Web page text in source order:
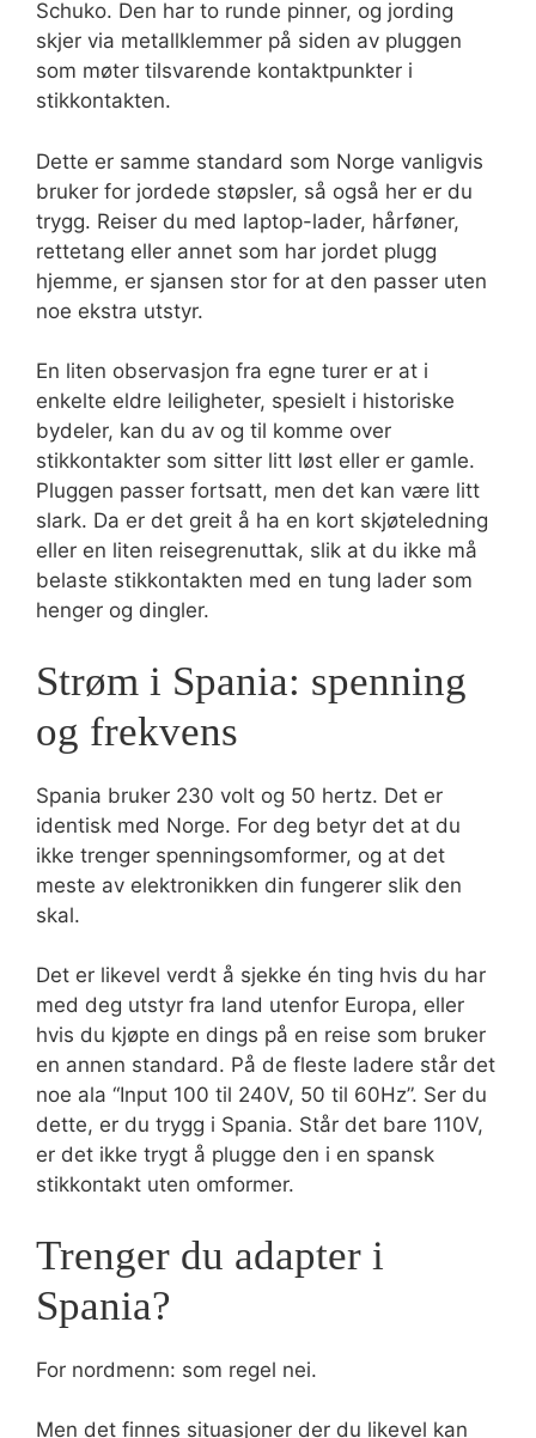
Schuko. Den har to runde pinner, og jording
skjer via metallklemmer på siden av pluggen
som møter tilsvarende kontaktpunkter i
stikkontakten.
Dette er samme standard som Norge vanligvis
bruker for jordede støpsler, så også her er du
trygg. Reiser du med laptop-lader, hårføner,
rettetang eller annet som har jordet plugg
hjemme, er sjansen stor for at den passer uten
noe ekstra utstyr.
En liten observasjon fra egne turer er at i
enkelte eldre leiligheter, spesielt i historiske
bydeler, kan du av og til komme over
stikkontakter som sitter litt løst eller er gamle.
Pluggen passer fortsatt, men det kan være litt
slark. Da er det greit å ha en kort skjøteledning
eller en liten reisegrenuttak, slik at du ikke må
belaste stikkontakten med en tung lader som
henger og dingler.
Strøm i Spania: spenning
og frekvens
Spania bruker 230 volt og 50 hertz. Det er
identisk med Norge. For deg betyr det at du
ikke trenger spenningsomformer, og at det
meste av elektronikken din fungerer slik den
skal.
Det er likevel verdt å sjekke én ting hvis du har
med deg utstyr fra land utenfor Europa, eller
hvis du kjøpte en dings på en reise som bruker
en annen standard. På de fleste ladere står det
noe ala “Input 100 til 240V, 50 til 60Hz”. Ser du
dette, er du trygg i Spania. Står det bare 110V,
er det ikke trygt å plugge den i en spansk
stikkontakt uten omformer.
Trenger du adapter i
Spania?
For nordmenn: som regel nei.
Men det finnes situasjoner der du likevel kan